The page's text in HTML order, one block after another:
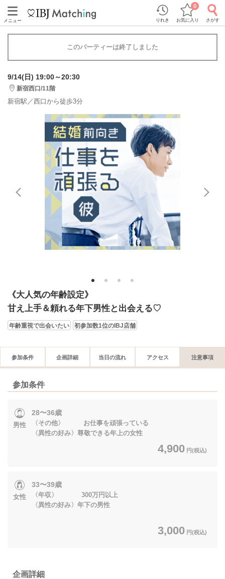
メニュー りれき お気に入り
0
さがす
このパーティーは終了しました
9/14(日) 19:00～20:30
新宿西口/11階
新宿駅／西口から徒歩3分
1 2 3 4
《大人気の年齢設定》
甘え上手＆頼れる年下男性と出会える♡
年齢重視で出会いたい 初参加数1位のIBJ店舗
参加条件 企画詳細 当日の流れ アクセス 注意事項
参加条件
男性
28〜36歳
〈その他〉 お仕事を頑張っている
〈異性の好み〉尊敬できる年上の女性
4,900 円(税込)
女性
33〜39歳
〈年収〉 300万円以上
〈異性の好み〉年下の男性
3,000 円(税込)
企画詳細